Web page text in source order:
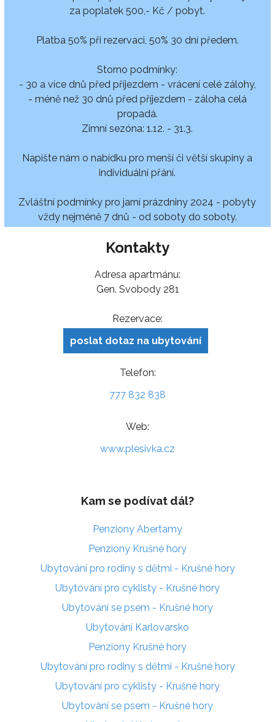
za poplatek 500,- Kč / pobyt.
Platba 50% při rezervaci, 50% 30 dní předem.
Storno podmínky:
- 30 a více dnů před příjezdem - vrácení celé zálohy,
- méně než 30 dnů před příjezdem - záloha celá
propadá.
Zimní sezóna: 1.12. - 31.3.
Napište nám o nabídku pro menší či větší skupiny a
individuální přání.
Zvláštní podmínky pro jarní prázdniny 2024 - pobyty
vždy nejméně 7 dnů - od soboty do soboty.
Kontakty
Adresa apartmánu:
Gen. Svobody 281
Rezervace:
poslat dotaz na ubytování
Telefon:
777 832 838
Web:
www.plesivka.cz
Kam se podívat dál?
Penziony Abertamy
Penziony Krušné hory
Ubytování pro rodiny s dětmi - Krušné hory
Ubytování pro cyklisty - Krušné hory
Ubytování se psem - Krušné hory
Ubytování Karlovarsko
Penziony Krušné hory
Ubytování pro rodiny s dětmi - Krušné hory
Ubytování pro cyklisty - Krušné hory
Ubytování se psem - Krušné hory